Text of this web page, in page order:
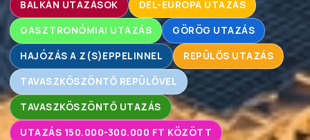
BALKÁN UTAZÁSOK DÉL-EURÓPA UTAZÁS
GASZTRONÓMIAI UTAZÁS GÖRÖG UTAZÁS
HAJÓZÁS A Z(S)EPPELINNEL REPÜLŐS UTAZÁS
TAVASZKÖSZÖNTŐ REPÜLŐVEL
TAVASZKÖSZÖNTŐ UTAZÁS
UTAZÁS 150.000-300.000 FT KÖZÖTT